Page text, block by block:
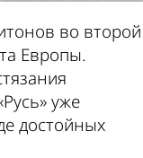
во второй
Европы.
уже
достойных